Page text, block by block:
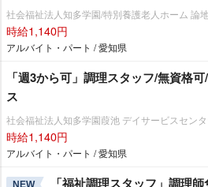
社会福祉法人知多学園/特別養護老人ホーム 論
時給1,140円
アルバイト・パート / 愛知県
「週3から可」調理スタッフ/無資格
ス
社会福祉法人知多学園葭池 デイサービスセン
時給1,140円
アルバイト・パート / 愛知県
NEW
「福祉調理スタッフ」調理